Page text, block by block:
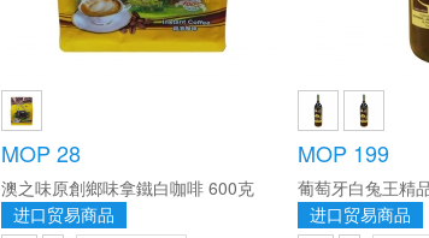
MOP 28
澳之味原創鄉味拿鐵白咖啡 600克
进口贸易商品
MOP 199
进口贸易商品